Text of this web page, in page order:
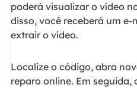
poderá visualizar o vídeo
disso, você receberá um
extrair o vídeo.
Localize o código, abra
reparo online. Em